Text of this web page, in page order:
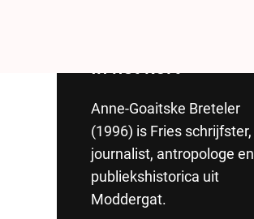
In het kort
Anne-Goaitske Breteler
(1996) is Fries schrijfster,
journalist, antropologe en
publiekshistorica uit
Moddergat.